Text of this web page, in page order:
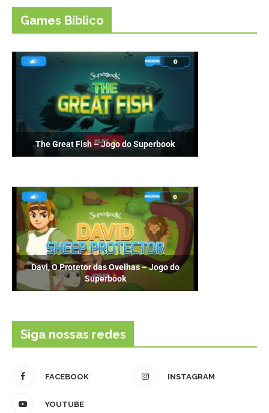
Games Bíblico
The Great Fish – Jogo do Superbook
Davi, O Protetor das Ovelhas – Jogo do
Superbook
Siga nossas redes
FACEBOOK INSTAGRAM
YOUTUBE